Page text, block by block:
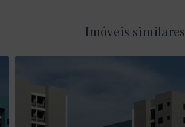
Imóveis similares